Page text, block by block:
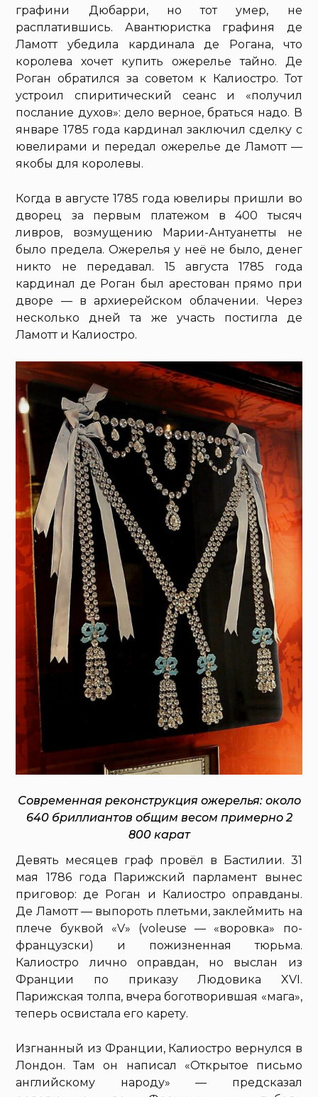
графини Дюбарри, но тот умер, не
расплатившись. Авантюристка графиня де
Ламотт убедила кардинала де Рогана, что
королева хочет купить ожерелье тайно. Де
Роган обратился за советом к Калиостро. Тот
устроил спиритический сеанс и «получил
послание духов»: дело верное, браться надо. В
январе 1785 года кардинал заключил сделку с
ювелирами и передал ожерелье де Ламотт —
якобы для королевы.
Когда в августе 1785 года ювелиры пришли во
дворец за первым платежом в 400 тысяч
ливров, возмущению Марии-Антуанетты не
было предела. Ожерелья у неё не было, денег
никто не передавал. 15 августа 1785 года
кардинал де Роган был арестован прямо при
дворе — в архиерейском облачении. Через
несколько дней та же участь постигла де
Ламотт и Калиостро.
Современная реконструкция ожерелья: около
640 бриллиантов общим весом примерно 2
800 карат
Девять месяцев граф провёл в Бастилии. 31
мая 1786 года Парижский парламент вынес
приговор: де Роган и Калиостро оправданы.
Де Ламотт — выпороть плетьми, заклеймить на
плече буквой «V» (voleuse — «воровка» по-
французски) и пожизненная тюрьма.
Калиостро лично оправдан, но выслан из
Франции по приказу Людовика XVI.
Парижская толпа, вчера боготворившая «мага»,
теперь освистала его карету.
Изгнанный из Франции, Калиостро вернулся в
Лондон. Там он написал «Открытое письмо
английскому народу» — предсказал